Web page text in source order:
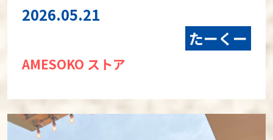
2026.05.21
たーくー
AMESOKO ストア